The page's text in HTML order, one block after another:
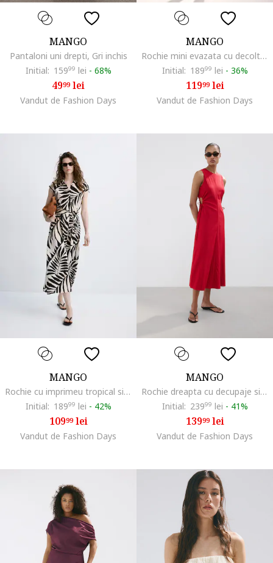
MANGO
Pantaloni uni drepti, Gri inchis
Initial: 15999 lei - 68%
4999lei
Vandut de Fashion Days
MANGO
Rochie mini evazata cu decolteu patrat, Galben pal
Initial: 18999 lei - 36%
11999lei
Vandut de Fashion Days
MANGO
Rochie cu imprimeu tropical si nasturi, Alb fildes/Negru
Initial: 18999 lei - 42%
10999lei
Vandut de Fashion Days
MANGO
Rochie dreapta cu decupaje si snururi, Rosu
Initial: 23999 lei - 41%
13999lei
Vandut de Fashion Days